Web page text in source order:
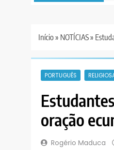
Início » NOTÍCIAS»
PORTUGUÊS
oração
Rogério Maduca